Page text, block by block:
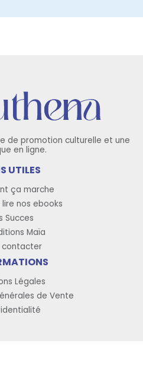
de promotion culturelle et une
en ligne.
UTILES
ça marche
nos ebooks
Succes
Maïa
contacter
Légales
de Vente